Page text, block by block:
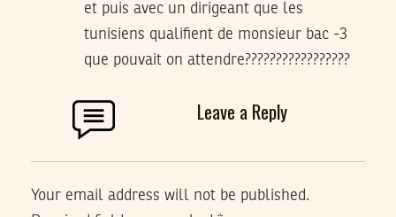
et puis avec un dirigeant que les
tunisiens qualifient de monsieur bac -3
que pouvait on attendre?????????????????
Leave a Reply
Your email address will not be published.